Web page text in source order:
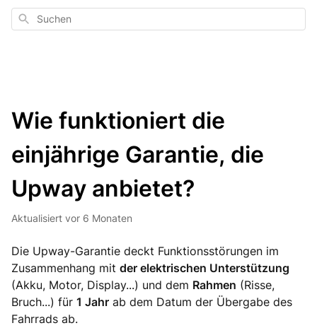
Suchen
Wie funktioniert die
einjährige Garantie, die
Upway anbietet?
Aktualisiert vor 6 Monaten
Die Upway-Garantie deckt Funktionsstörungen im
Zusammenhang mit der elektrischen Unterstützung
(Akku, Motor, Display...) und dem Rahmen (Risse,
Bruch...) für 1 Jahr ab dem Datum der Übergabe des
Fahrrads ab.